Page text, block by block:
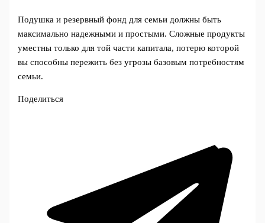
Подушка и резервный фонд для семьи должны быть
максимально надежными и простыми. Сложные продукты
уместны только для той части капитала, потерю которой
вы способны пережить без угрозы базовым потребностям
семьи.
Поделиться